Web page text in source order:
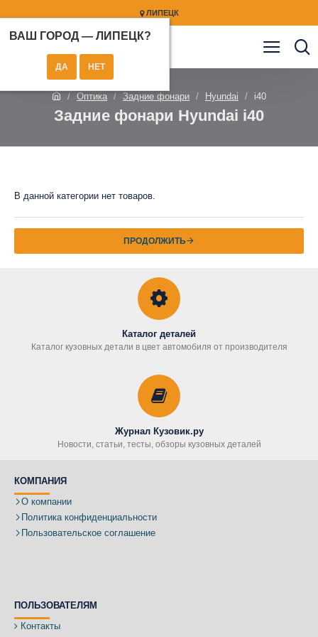
ЛИПЕЦК
ВАШ ГОРОД — ЛИПЕЦК?
Оптика Задние фонари Hyundai i40
Задние фонари Hyundai i40
В данной категории нет товаров.
ПРОДОЛЖИТЬ
Каталог деталей
Каталог кузовных детали в цвет автомобиля от производителя
Журнал Кузовик.ру
Новости, статьи, тесты, обзоры кузовных деталей
КОМПАНИЯ
О компании
Политика конфиденциальности
Пользовательское соглашение
ПОЛЬЗОВАТЕЛЯМ
Контакты